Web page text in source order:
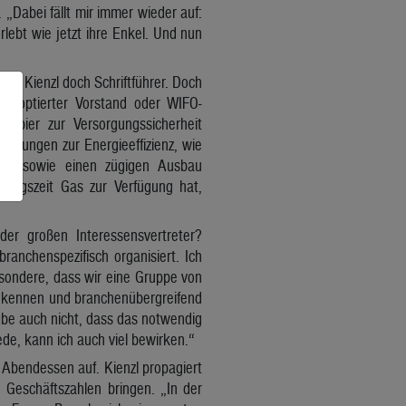
fällt mir immer wieder auf:
wie jetzt ihre Enkel. Und nun
Kienzl doch Schriftführer. Doch
Vorstand oder WIFO-
zur Versorgungssicherheit
zur Energieeffizienz, wie
sowie einen zügigen Ausbau
Gas zur Verfügung hat,
großen Interessensvertreter?
organisiert. Ich
dass wir eine Gruppe von
und branchenübergreifend
auch nicht, dass das notwendig
kann ich auch viel bewirken.“
auf. Kienzl propagiert
bringen. „In der